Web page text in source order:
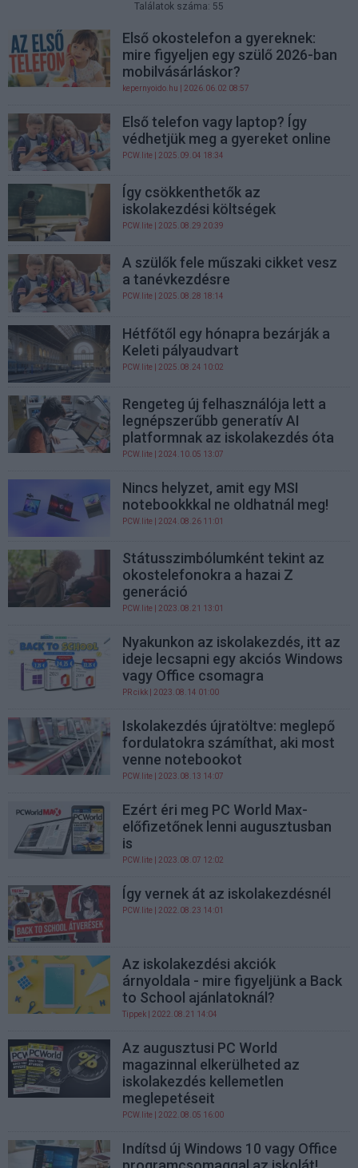
Találatok száma: 55
Első okostelefon a gyereknek:
mire figyeljen egy szülő 2026-ban
mobilvásárláskor?
kepernyoido.hu | 2026.06.02 08:57
Első telefon vagy laptop? Így
védhetjük meg a gyereket online
PCW.lite | 2025.09.04 18:34
Így csökkenthetők az
iskolakezdési költségek
PCW.lite | 2025.08.29 20:39
A szülők fele műszaki cikket vesz
a tanévkezdésre
PCW.lite | 2025.08.28 18:14
Hétfőtől egy hónapra bezárják a
Keleti pályaudvart
PCW.lite | 2025.08.24 10:02
Rengeteg új felhasználója lett a
legnépszerűbb generatív AI
platformnak az iskolakezdés óta
PCW.lite | 2024.10.05 13:07
Nincs helyzet, amit egy MSI
notebookkkal ne oldhatnál meg!
PCW.lite | 2024.08.26 11:01
Státusszimbólumként tekint az
okostelefonokra a hazai Z
generáció
PCW.lite | 2023.08.21 13:01
Nyakunkon az iskolakezdés, itt az
ideje lecsapni egy akciós Windows
vagy Office csomagra
PR cikk | 2023.08.14 01:00
Iskolakezdés újratöltve: meglepő
fordulatokra számíthat, aki most
venne notebookot
PCW.lite | 2023.08.13 14:07
Ezért éri meg PC World Max-
előfizetőnek lenni augusztusban
is
PCW.lite | 2023.08.07 12:02
Így vernek át az iskolakezdésnél
PCW.lite | 2022.08.23 14:01
Az iskolakezdési akciók
árnyoldala - mire figyeljünk a Back
to School ajánlatoknál?
Tippek | 2022.08.21 14:04
Az augusztusi PC World
magazinnal elkerülheted az
iskolakezdés kellemetlen
meglepetéseit
PCW.lite | 2022.08.05 16:00
Indítsd új Windows 10 vagy Office